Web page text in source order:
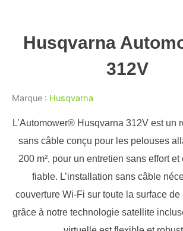
Husqvarna
312V
Marque : Husqvarna
L’Automower® Husqvarna 312V est un
sans câble conçu pour les pelouses
200 m², pour un entretien sans effort et
fiable. L’installation sans câble
couverture Wi-Fi sur toute la surface
grâce à notre technologie satellite